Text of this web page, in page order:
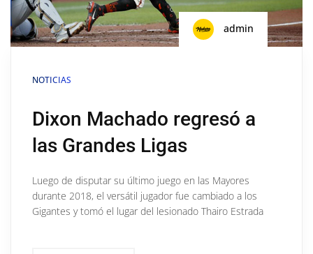
admin
NOTICIAS
Dixon Machado regresó a
las Grandes Ligas
Luego de disputar su último juego en las Mayores
durante 2018, el versátil jugador fue cambiado a los
Gigantes y tomó el lugar del lesionado Thairo Estrada